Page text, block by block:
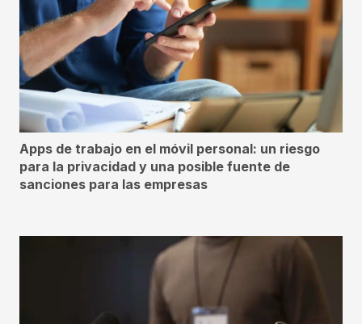
Apps de trabajo en el móvil personal: un riesgo
para la privacidad y una posible fuente de
sanciones para las empresas